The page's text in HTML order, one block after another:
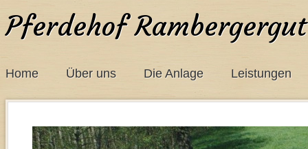
Pferdehof Rambergergut
Home Über uns Die Anlage Leistungen